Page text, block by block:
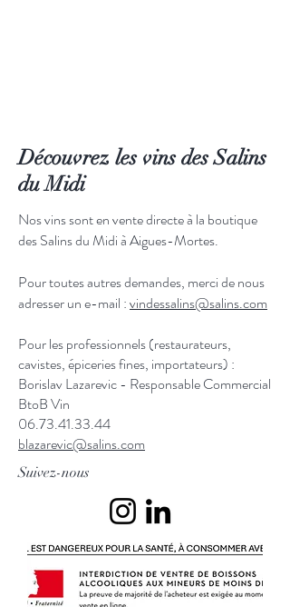
Découvrez les vins des Salins
du Midi
Nos vins sont en vente directe à la boutique
des Salins du Midi à Aigues-Mortes.
Pour toutes autres demandes, merci de nous
adresser un e-mail :vindessalins@salins.com
Pour les professionnels (restaurateurs,
cavistes, épiceries fines, importateurs) :
Borislav Lazarevic - Responsable Commercial
BtoB Vin
06.73.41.33.44
blazarevic@salins.com
Suivez-nous